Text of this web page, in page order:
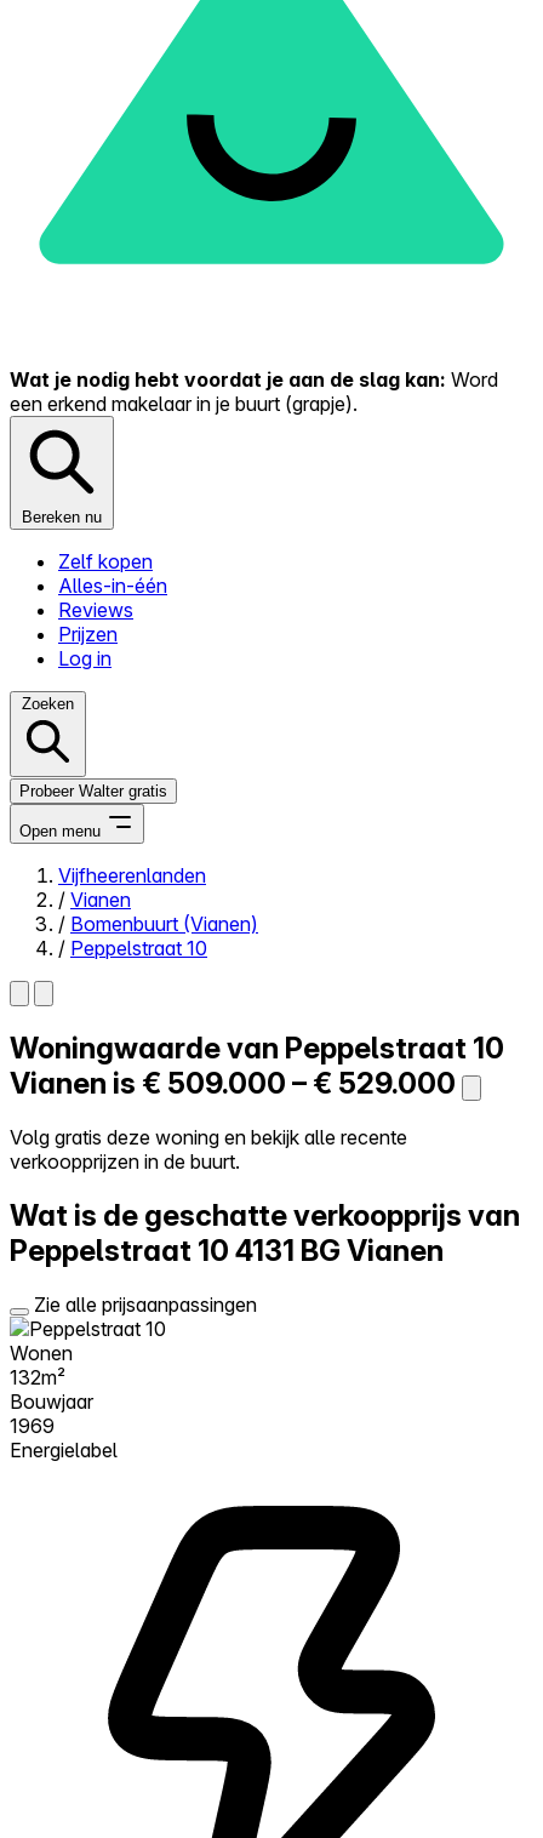
Wat je nodig hebt voordat je aan de slag kan: Word
een erkend makelaar in je buurt (grapje).
Bereken nu
Zelf kopen
Alles-in-één
Reviews
Prijzen
Log in
Zoeken
Probeer Walter gratis
Open menu
Close menu
Zelf kopen
Alles-in-één
Reviews
Log in
Vijfheerenlanden
/ Vianen
/ Bomenbuurt (Vianen)
/ Peppelstraat 10
Woningwaarde van Peppelstraat 10
Vianen is € 509.000 – € 529.000
Volg gratis deze woning en bekijk alle recente
verkoopprijzen in de buurt.
Wat is de geschatte verkoopprijs van
Peppelstraat 10 4131 BG Vianen
Zie alle prijsaanpassingen
Wonen
132m²
Bouwjaar
1969
Energielabel